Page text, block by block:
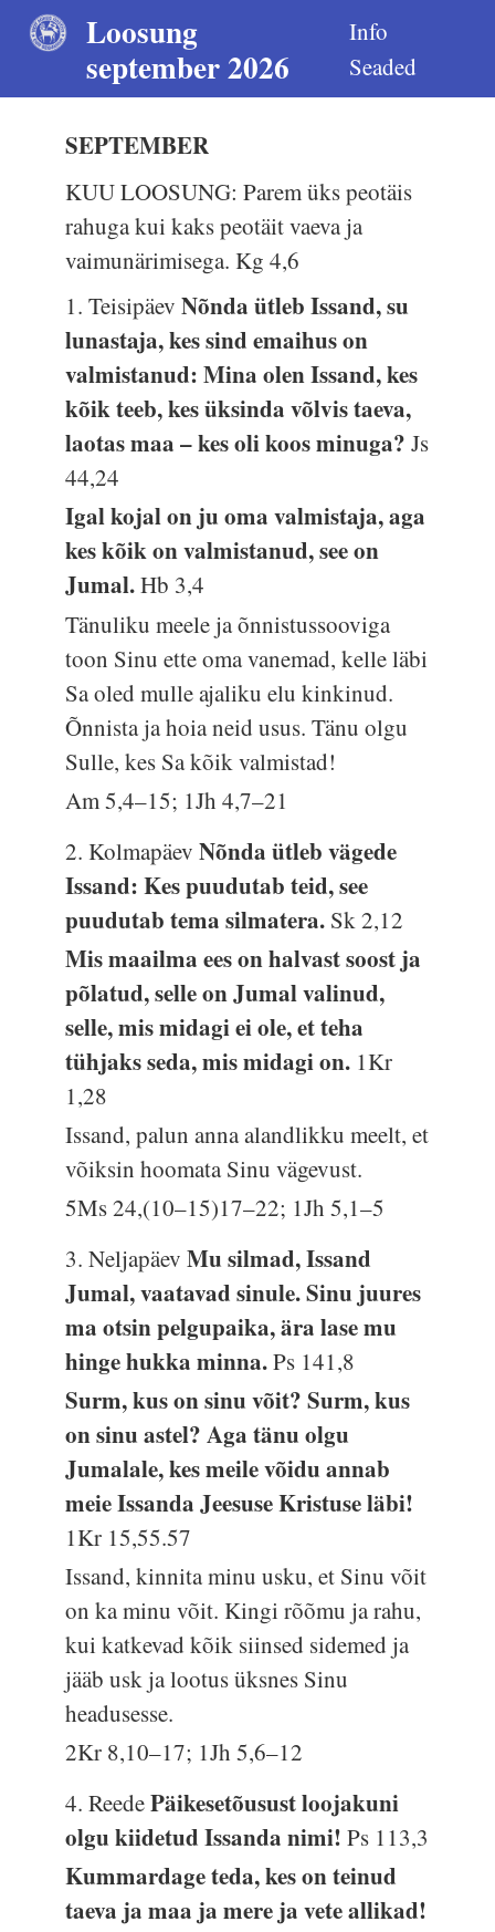
Loosung
september 2026
Info
Seaded
SEPTEMBER
KUU LOOSUNG: Parem üks peotäis
rahuga kui kaks peotäit vaeva ja
vaimunärimisega.Kg 4,6
1. TeisipäevNõnda ütleb Issand, su
lunastaja, kes sind emaihus on
valmistanud: Mina olen Issand, kes
kõik teeb, kes üksinda võlvis taeva,
laotas maa – kes oli koos minuga?Js
44,24
Igal kojal on ju oma valmistaja, aga
kes kõik on valmistanud, see on
Jumal.Hb 3,4
Tänuliku meele ja õnnistussooviga
toon Sinu ette oma vanemad, kelle läbi
Sa oled mulle ajaliku elu kinkinud.
Õnnista ja hoia neid usus. Tänu olgu
Sulle, kes Sa kõik valmistad!
Am 5,4–15; 1Jh 4,7–21
2. KolmapäevNõnda ütleb vägede
Issand: Kes puudutab teid, see
puudutab tema silmatera. Sk 2,12
Mis maailma ees on halvast soost ja
põlatud, selle on Jumal valinud,
selle, mis midagi ei ole, et teha
tühjaks seda, mis midagi on. 1Kr
1,28
Issand, palun anna alandlikku meelt, et
võiksin hoomata Sinu vägevust.
5Ms 24,(10–15)17–22; 1Jh 5,1–5
3. NeljapäevMu silmad, Issand
Jumal, vaatavad sinule. Sinu juures
ma otsin pelgupaika, ära lase mu
hinge hukka minna.Ps 141,8
Surm, kus on sinu võit? Surm, kus
on sinu astel? Aga tänu olgu
Jumalale, kes meile võidu annab
meie Issanda Jeesuse Kristuse läbi!
1Kr 15,55.57
Issand, kinnita minu usku, et Sinu võit
on ka minu võit. Kingi rõõmu ja rahu,
kui katkevad kõik siinsed sidemed ja
jääb usk ja lootus üksnes Sinu
headusesse.
2Kr 8,10–17; 1Jh 5,6–12
4. ReedePäikesetõusust loojakuni
olgu kiidetud Issanda nimi!Ps 113,3
Kummardage teda, kes on teinud
taeva ja maa ja mere ja vete allikad!